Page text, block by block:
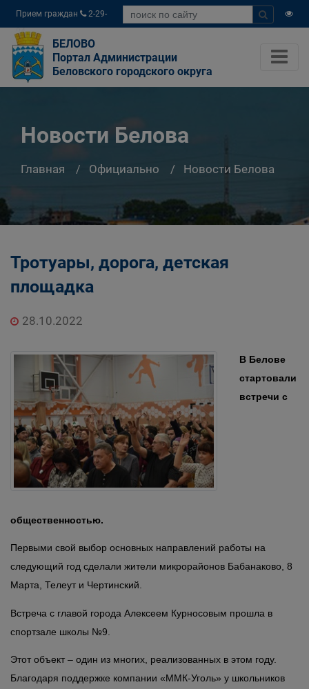
Прием граждан
2-29-
04
БЕЛОВО
Портал Администрации
Беловского городского округа
Новости Белова
Главная Официально Новости Белова
Тротуары, дорога, детская
площадка
28.10.2022
В Белове
стартовали
встречи с
общественностью.
Первыми свой выбор основных направлений работы на
следующий год сделали жители микрорайонов Бабанаково, 8
Марта, Телеут и Чертинский.
Встреча с главой города Алексеем Курносовым прошла в
спортзале школы №9.
Этот объект – один из многих, реализованных в этом году.
Благодаря поддержке компании «ММК-Уголь» у школьников